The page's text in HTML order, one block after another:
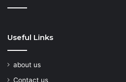
Useful Links
about us
Contact us